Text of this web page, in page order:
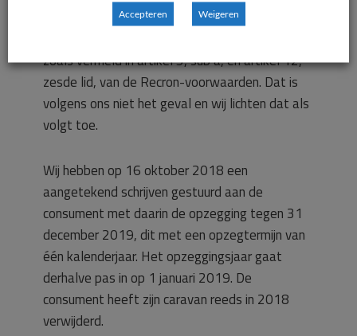
de consument recht heeft op een
zoals vermeld in artikel 5, sub a, en artikel 12,
zesde lid, van de Recron-voorwaarden. Dat is
volgens ons niet het geval en wij lichten dat als
volgt toe.
Wij hebben op 16 oktober 2018 een
aangetekend schrijven gestuurd aan de
consument met daarin de opzegging tegen 31
december 2019, dit met een opzegtermijn van
één kalenderjaar. Het opzeggingsjaar gaat
derhalve pas in op 1 januari 2019. De
consument heeft zijn caravan reeds in 2018
verwijderd.
Accepteren Weigeren